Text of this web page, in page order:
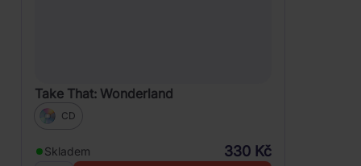
Take That: Wonderland
CD
Skladem 330 Kč